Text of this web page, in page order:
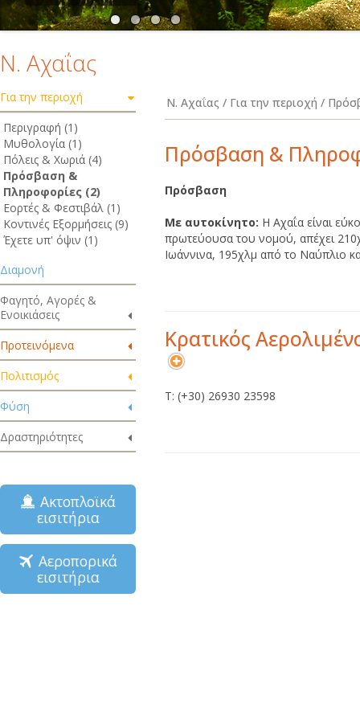
Ν. Αχαΐας
Για την περιοχή
Περιγραφή (1)
Μυθολογία (1)
Πόλεις & Χωριά (4)
Πρόσβαση &
Πληροφορίες (2)
Εορτές & Φεστιβάλ (1)
Κοντινές Εξορμήσεις (9)
Έχετε υπ' όψιν (1)
Διαμονή
Φαγητό, Αγορές &
Ενοικιάσεις
Προτεινόμενα
Πολιτισμός
Φύση
Δραστηριότητες
Ακτοπλοϊκά
εισιτήρια
Αεροπορικά
εισιτήρια
Ν. Αχαΐας / Για την περιοχή /
Πρόσβαση &
Πρόσβαση
Με αυτοκίνητο: Η Αχαΐα είναι
πρωτεύουσα του νομού, απέχει
Ιωάννινα, 195χλμ από το Ναύπλιο
Κρατικός
Τ: (+30) 26930 23598